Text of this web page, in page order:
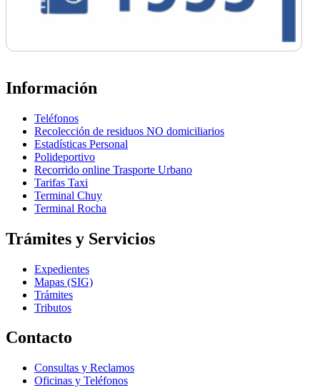
Información
Teléfonos
Recolección de residuos NO domiciliarios
Estadísticas Personal
Polideportivo
Recorrido online Trasporte Urbano
Tarifas Taxi
Terminal Chuy
Terminal Rocha
Trámites y Servicios
Expedientes
Mapas (SIG)
Trámites
Tributos
Contacto
Consultas y Reclamos
Oficinas y Teléfonos